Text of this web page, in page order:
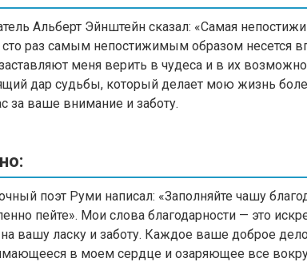
Альберт Эйнштейн сказал: «Самая
сто раз самым непостижимым образом несется
меня верить в чудеса и в их
дар судьбы, который делает мою жизнь
за ваше внимание и заботу.
поэт Руми написал: «Заполняйте чашу
пейте». Мои слова благодарности — это
вашу ласку и заботу. Каждое ваше доброе
в моем сердце и озаряющее все